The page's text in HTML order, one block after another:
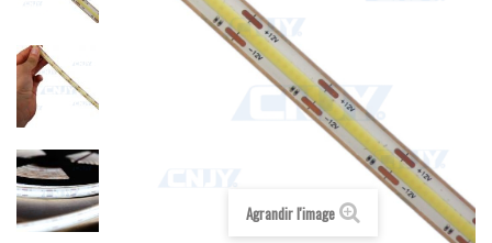
Agrandir l'image